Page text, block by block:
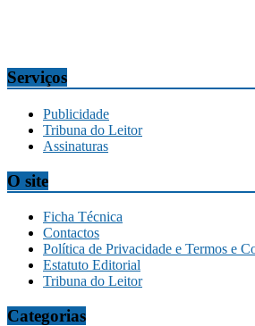
Serviços
Publicidade
Tribuna do Leitor
Assinaturas
O site
Ficha Técnica
Contactos
Política de Privacidade e Termos e
Estatuto Editorial
Tribuna do Leitor
Categorias